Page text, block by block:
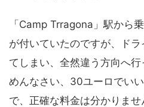
「Camp Trragona」駅から
が付いていたのですが、ド
てしまい、全然違う方向へ
めんなさい、30ユーロでい
で、正確な料金は分かりませ